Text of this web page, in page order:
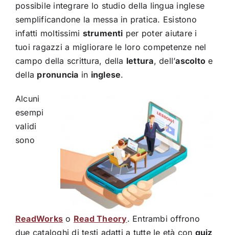
possibile integrare lo studio della lingua inglese
semplificandone la messa in pratica. Esistono
infatti moltissimi strumenti per poter aiutare i
tuoi ragazzi a migliorare le loro competenze nel
campo della scrittura, della lettura, dell’ascolto e
della pronuncia in inglese.
Alcuni
esempi
validi
sono
ReadWorks o Read Theory. Entrambi offrono
due cataloghi di testi adatti a tutte le età con quiz